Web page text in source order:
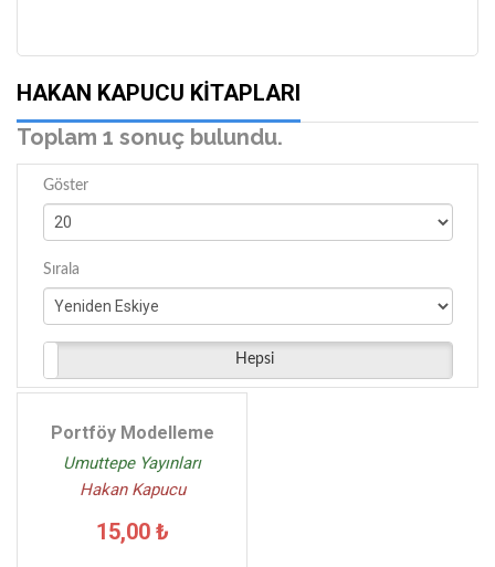
HAKAN KAPUCU KITAPLARI
Toplam 1 sonuç bulundu.
Göster
Sırala
Hepsi
Portföy Modelleme
Umuttepe Yayınları
Hakan Kapucu
15,00 ₺